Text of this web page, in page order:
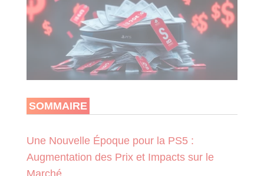
SOMMAIRE
Une Nouvelle Époque pour la PS5 :
Augmentation des Prix et Impacts sur le
Marché